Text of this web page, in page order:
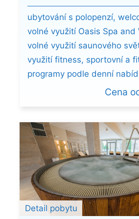
ubytování s polopenzí,
volné využití Oasis Spa and
volné využití saunového
využití fitness, sportovní a
programy podle denní
Cena
Detail pobytu